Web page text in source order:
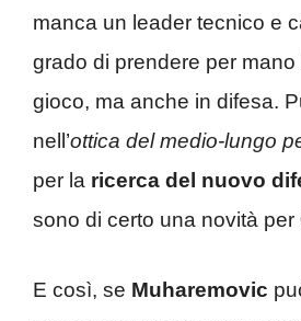
manca un leader tecnico e
grado di prendere per mano
gioco, ma anche in difesa.
nell’ottica del medio-lungo
per la ricerca del nuovo
sono di certo una novità per
E così, se Muharemovic